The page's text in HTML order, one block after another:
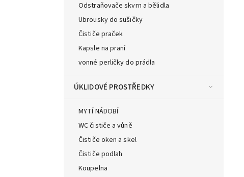
Odstraňovače skvrn a bělidla
Ubrousky do sušičky
Čističe praček
Kapsle na praní
vonné perličky do prádla
ÚKLIDOVÉ PROSTŘEDKY
MYTÍ NÁDOBÍ
WC čističe a vůně
Čističe oken a skel
Čističe podlah
Koupelna